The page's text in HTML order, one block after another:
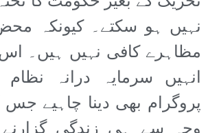
نہیں ہو سکتے۔ کیونکہ
مظاہرے کافی نہیں ہیں۔
انہیں سرمایہ درانہ
پروگرام بھی دینا چاہیے